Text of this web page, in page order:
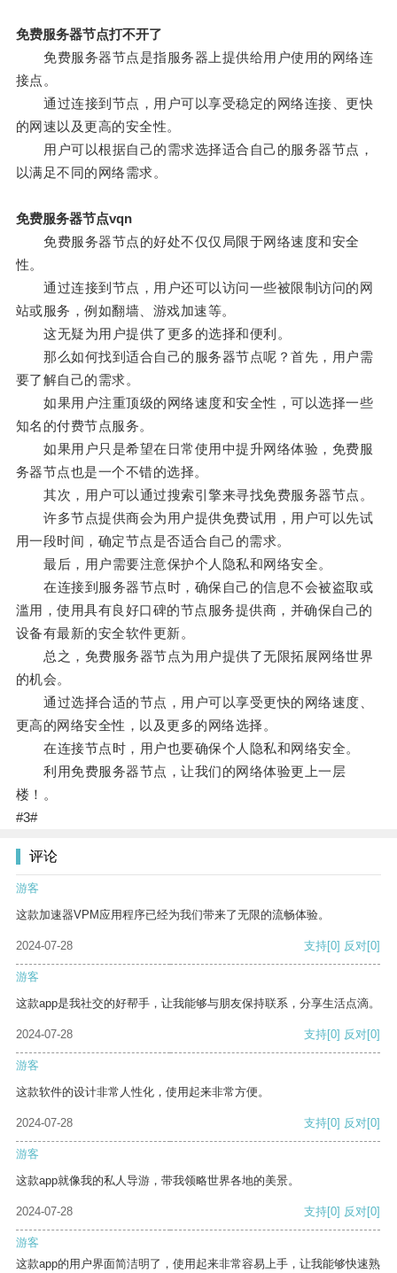
免费服务器节点打不开了
免费服务器节点是指服务器上提供给用户使用的网络连
接点。
通过连接到节点，用户可以享受稳定的网络连接、更快
的网速以及更高的安全性。
用户可以根据自己的需求选择适合自己的服务器节点，
以满足不同的网络需求。
免费服务器节点vqn
免费服务器节点的好处不仅仅局限于网络速度和安全
性。
通过连接到节点，用户还可以访问一些被限制访问的网
站或服务，例如翻墙、游戏加速等。
这无疑为用户提供了更多的选择和便利。
那么如何找到适合自己的服务器节点呢？首先，用户需
要了解自己的需求。
如果用户注重顶级的网络速度和安全性，可以选择一些
知名的付费节点服务。
如果用户只是希望在日常使用中提升网络体验，免费服
务器节点也是一个不错的选择。
其次，用户可以通过搜索引擎来寻找免费服务器节点。
许多节点提供商会为用户提供免费试用，用户可以先试
用一段时间，确定节点是否适合自己的需求。
最后，用户需要注意保护个人隐私和网络安全。
在连接到服务器节点时，确保自己的信息不会被盗取或
滥用，使用具有良好口碑的节点服务提供商，并确保自己的
设备有最新的安全软件更新。
总之，免费服务器节点为用户提供了无限拓展网络世界
的机会。
通过选择合适的节点，用户可以享受更快的网络速度、
更高的网络安全性，以及更多的网络选择。
在连接节点时，用户也要确保个人隐私和网络安全。
利用免费服务器节点，让我们的网络体验更上一层
楼！。
#3#
评论
游客
这款加速器VPM应用程序已经为我们带来了无限的流畅体验。
2024-07-28 支持[0] 反对[0]
游客
这款app是我社交的好帮手，让我能够与朋友保持联系，分享生活点滴。
2024-07-28 支持[0] 反对[0]
游客
这款软件的设计非常人性化，使用起来非常方便。
2024-07-28 支持[0] 反对[0]
游客
这款app就像我的私人导游，带我领略世界各地的美景。
2024-07-28 支持[0] 反对[0]
游客
这款app的用户界面简洁明了，使用起来非常容易上手，让我能够快速熟